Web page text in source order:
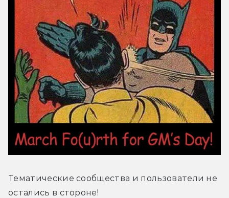
Тематические сообщества и пользователи не
остались в стороне!